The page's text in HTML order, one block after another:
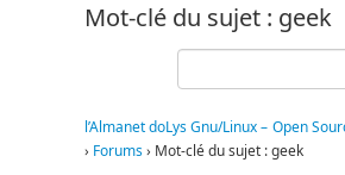
Une question ? Hop !
Open source et entreprises
Références de l’Almanet
Mot-clé du sujet : geek
l’Almanet doLys Gnu/Linux – Open
› Forums› Mot-clé du sujet : geek